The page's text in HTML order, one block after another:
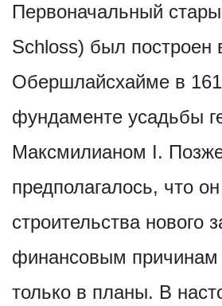
Первоначальный
Schloss) был построен
Обершлайсхайме в
фундаменте усадьбы
Максмилианом I.
предполагалось, что
строительства нового
финансовым причинам
только в планы. В